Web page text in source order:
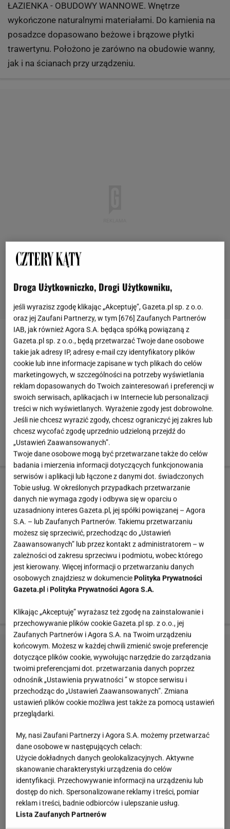
ŁAZIENKA - OBUDOWY WANNOWE. Wnętrze
wykończone naturalnymi materiałami. Do kamienia na
posadzce dopasowano beżowe i brązowe płytki
trawertynu. Położono je zarówno na obudowie wanny,
jak i na ścianach przy urządzeniu.
2 z 15
Wanny: 15 ciekawych pomysłów na obudowę
ŁAZIENKA - OBUDOWY WANNOWE. Kolorystyka tej
łazienki nawiązuje do wystroju całego mieszkania,
pełnego zielonych elementów. Nie zabrakło ich również
tutaj. Obudowa wanny i ściana nad nią zostały
wyłożone białymi płytkami, między które
wkomponowano pasy zielonych dekorów.
3 z 15
Wanny: 15 ciekawych pomysłów na obudowę
ŁAZIENKA - OBUDOWY WANNOWE. W łazience,
traktowanej jako pomieszczenie czysto funkcjonalne,
zwykle nie ma dekoracji (najczęściej po prostu brakuje
na nie miejsca). Tutaj ich rolę pełnią oryginalne płytki na
obudowie wanny, z odwzorowanymi stronami gazet w
różnych językach.
Droga Użytkowniczko, Drogi Użytkowniku,
jeśli wyrazisz zgodę klikając „Akceptuję”, Gazeta.pl sp. z o.o.
oraz jej Zaufani Partnerzy, w tym [676] Zaufanych Partnerów
IAB, jak również Agora S.A. będąca spółką powiązaną z
Gazeta.pl sp. z o.o., będą przetwarzać Twoje dane osobowe
takie jak adresy IP, adresy e-mail czy identyfikatory plików
cookie lub inne informacje zapisane w tych plikach do celów
marketingowych, w szczególności na potrzeby wyświetlania
reklam dopasowanych do Twoich zainteresowań i preferencji w
swoich serwisach, aplikacjach i w Internecie lub personalizacji
treści w nich wyświetlanych. Wyrażenie zgody jest dobrowolne.
Jeśli nie chcesz wyrazić zgody, chcesz ograniczyć jej zakres lub
chcesz wycofać zgodę uprzednio udzieloną przejdź do
„Ustawień Zaawansowanych”.
Twoje dane osobowe mogą być przetwarzane także do celów
badania i mierzenia informacji dotyczących funkcjonowania
serwisów i aplikacji lub łączone z danymi dot. świadczonych
Tobie usług. W określonych przypadkach przetwarzanie
danych nie wymaga zgody i odbywa się w oparciu o
uzasadniony interes Gazeta.pl, jej spółki powiązanej – Agora
S.A. – lub Zaufanych Partnerów. Takiemu przetwarzaniu
możesz się sprzeciwić, przechodząc do „Ustawień
Zaawansowanych” lub przez kontakt z administratorem – w
zależności od zakresu sprzeciwu i podmiotu, wobec którego
jest kierowany. Więcej informacji o przetwarzaniu danych
osobowych znajdziesz w dokumenciePolityka Prywatności
Gazeta.pl iPolityka Prywatności Agora S.A.
Klikając „Akceptuję” wyrażasz też zgodę na zainstalowanie i
przechowywanie plików cookie Gazeta.pl sp. z o.o., jej
Zaufanych Partnerów i Agora S.A. na Twoim urządzeniu
końcowym. Możesz w każdej chwili zmienić swoje preferencje
dotyczące plików cookie, wywołując narzędzie do zarządzania
twoimi preferencjami dot. przetwarzania danych poprzez
odnośnik „Ustawienia prywatności ” w stopce serwisu i
przechodząc do „Ustawień Zaawansowanych”. Zmiana
ustawień plików cookie możliwa jest także za pomocą ustawień
przeglądarki.
My, nasi Zaufani Partnerzy i Agora S.A. możemy przetwarzać
dane osobowe w następujących celach:
Użycie dokładnych danych geolokalizacyjnych. Aktywne
skanowanie charakterystyki urządzenia do celów
identyfikacji. Przechowywanie informacji na urządzeniu lub
dostęp do nich. Spersonalizowane reklamy i treści, pomiar
reklam i treści, badnie odbiorców i ulepszanie usług.
Lista Zaufanych Partnerów